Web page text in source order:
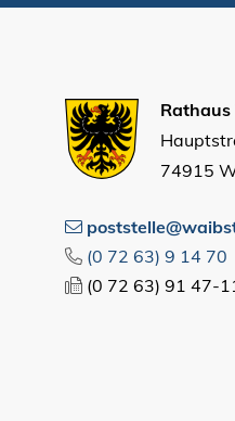
74915
(0 72 63) 9 14 70
(0 72 63) 91 47-